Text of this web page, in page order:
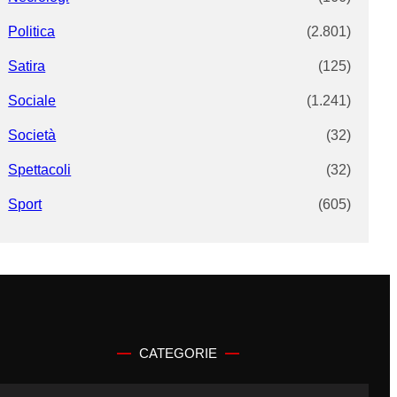
Politica (2.801)
Satira (125)
Sociale (1.241)
Società (32)
Spettacoli (32)
Sport (605)
CATEGORIE